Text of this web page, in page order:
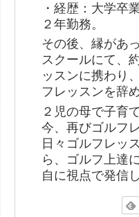
・経歴：大学卒
２年勤務。
その後、縁があ
スクールにて、
ッスンに携わり
フレッスンを辞め
２児の母で子育
今、再びゴルフ
日々ゴルフレッ
ら、ゴルフ上達
自に視点で発信